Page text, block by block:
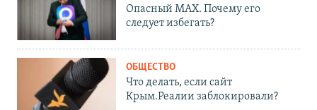
Опасный MAX. Почему его
следует избегать?
ОБЩЕСТВО
Что делать, если сайт
Крым.Реалии заблокировали?